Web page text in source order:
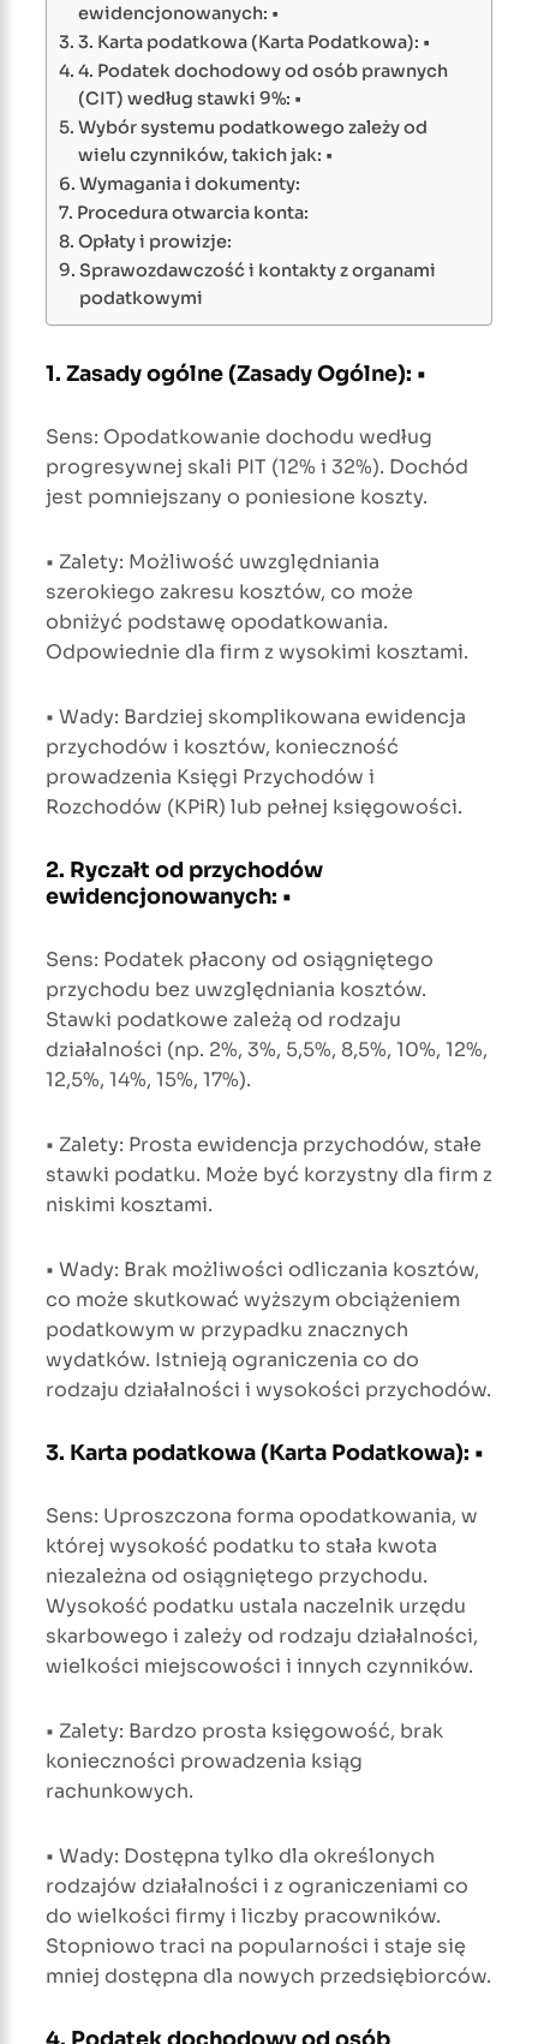
ewidencjonowanych: •
3. Karta podatkowa (Karta Podatkowa): •
4. Podatek dochodowy od osób prawnych
(CIT) według stawki 9%: •
Wybór systemu podatkowego zależy od
wielu czynników, takich jak: •
Wymagania i dokumenty:
Procedura otwarcia konta:
Opłaty i prowizje:
Sprawozdawczość i kontakty z organami
podatkowymi
1. Zasady ogólne (Zasady Ogólne): •
Sens: Opodatkowanie dochodu według
progresywnej skali PIT (12% i 32%). Dochód
jest pomniejszany o poniesione koszty.
• Zalety: Możliwość uwzględniania
szerokiego zakresu kosztów, co może
obniżyć podstawę opodatkowania.
Odpowiednie dla firm z wysokimi kosztami.
• Wady: Bardziej skomplikowana ewidencja
przychodów i kosztów, konieczność
prowadzenia Księgi Przychodów i
Rozchodów (KPiR) lub pełnej księgowości.
2. Ryczałt od przychodów
ewidencjonowanych: •
Sens: Podatek płacony od osiągniętego
przychodu bez uwzględniania kosztów.
Stawki podatkowe zależą od rodzaju
działalności (np. 2%, 3%, 5,5%, 8,5%, 10%, 12%,
12,5%, 14%, 15%, 17%).
• Zalety: Prosta ewidencja przychodów, stałe
stawki podatku. Może być korzystny dla firm z
niskimi kosztami.
• Wady: Brak możliwości odliczania kosztów,
co może skutkować wyższym obciążeniem
podatkowym w przypadku znacznych
wydatków. Istnieją ograniczenia co do
rodzaju działalności i wysokości przychodów.
3. Karta podatkowa (Karta Podatkowa): •
Sens: Uproszczona forma opodatkowania, w
której wysokość podatku to stała kwota
niezależna od osiągniętego przychodu.
Wysokość podatku ustala naczelnik urzędu
skarbowego i zależy od rodzaju działalności,
wielkości miejscowości i innych czynników.
• Zalety: Bardzo prosta księgowość, brak
konieczności prowadzenia ksiąg
rachunkowych.
• Wady: Dostępna tylko dla określonych
rodzajów działalności i z ograniczeniami co
do wielkości firmy i liczby pracowników.
Stopniowo traci na popularności i staje się
mniej dostępna dla nowych przedsiębiorców.